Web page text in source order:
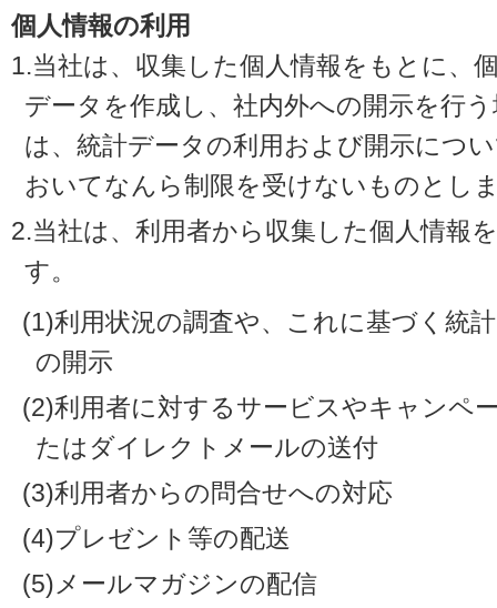
個人情報の利用
1.当社は、収集した個人情報をもとに、
データを作成し、社内外への開示を行
は、統計データの利用および開示につ
おいてなんら制限を受けないものとし
2.当社は、利用者から収集した個人情報
す。
(1)利用状況の調査や、これに基づく統
の開示
(2)利用者に対するサービスやキャンペ
たはダイレクトメールの送付
(3)利用者からの問合せへの対応
(4)プレゼント等の配送
(5)メールマガジンの配信